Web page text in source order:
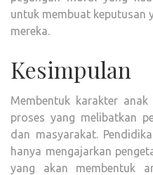
untuk membuat keputusan
mereka.
Kesimpulan
Membentuk karakter
proses yang melibatkan
dan masyarakat.
hanya mengajarkan
yang akan membentuk